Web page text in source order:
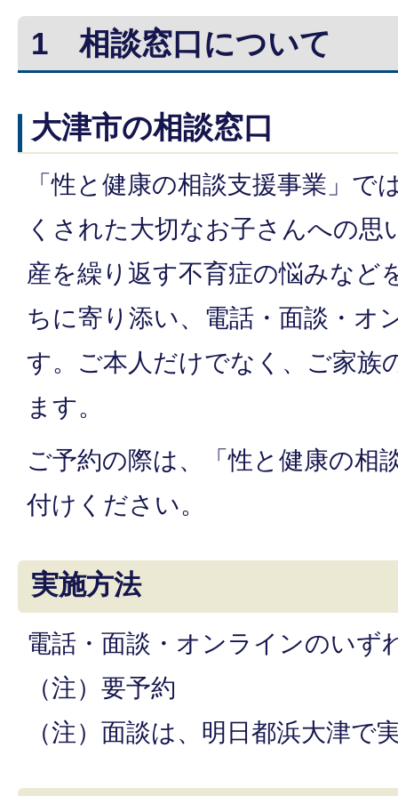
1 相談窓口について
大津市の相談窓口
「性と健康の相談支援事業」で
くされた大切なお子さんへの思
産を繰り返す不育症の悩みなど
ちに寄り添い、電話・面談・オ
す。ご本人だけでなく、ご家族
ます。
ご予約の際は、「性と健康の相
付けください。
実施方法
電話・面談・オンラインのいず
（注）要予約
（注）面談は、明日都浜大津で